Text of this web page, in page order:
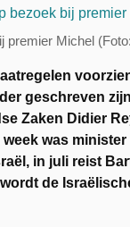
premier Michel
geschreven
Zaken Didier
week was
in juli reist
de